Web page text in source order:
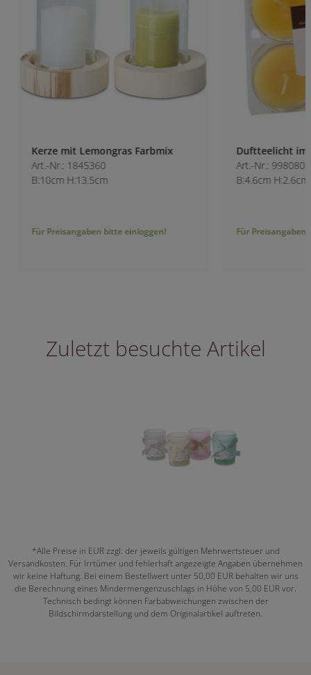
Kerze mit Lemongras Farbmix
Art.-Nr.: 1845360
B:10cm H:13.5cm
Für Preisangaben bitte einloggen!
Duftteelicht im
Art.-Nr.: 9980800-
B:4.6cm H:2.6cm
Für Preisangaben
Zuletzt besuchte Artikel
*Alle Preise in EUR zzgl. der jeweils gültigen Mehrwertsteuer und
Versandkosten. Für Irrtümer und fehlerhaft angezeigte Angaben übernehmen
wir keine Haftung. Bei einem Bestellwert unter 50,00 EUR behalten wir uns
die Berechnung eines Mindermengenzuschlags in Höhe von 5,00 EUR vor.
Technisch bedingt können Farbabweichungen zwischen der
Bildschirmdarstellung und dem Originalartikel auftreten.